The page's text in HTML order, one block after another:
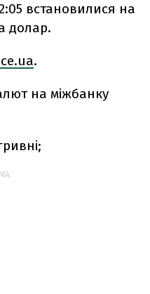
встановилися на
долар.
.
на міжбанку